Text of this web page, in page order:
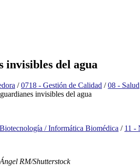
invisibles del agua
/ 0718 - Gestión de Calidad / 08 - Salud
invisibles del agua
/ Informática Biomédica / 11 -
RM/Shutterstock